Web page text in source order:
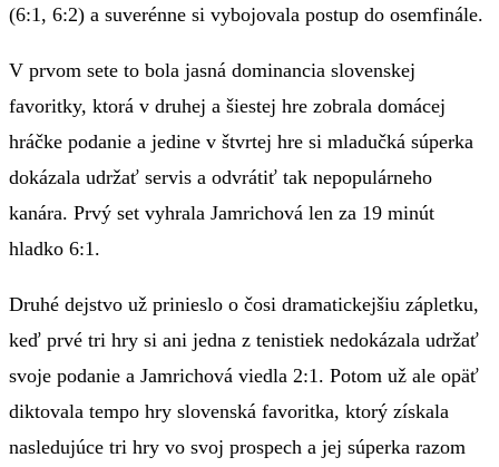
(6:1, 6:2) a suverénne si vybojovala postup do osemfinále.
V prvom sete to bola jasná dominancia slovenskej
favoritky, ktorá v druhej a šiestej hre zobrala domácej
hráčke podanie a jedine v štvrtej hre si mladučká súperka
dokázala udržať servis a odvrátiť tak nepopulárneho
kanára. Prvý set vyhrala Jamrichová len za 19 minút
hladko 6:1.
Druhé dejstvo už prinieslo o čosi dramatickejšiu zápletku,
keď prvé tri hry si ani jedna z tenistiek nedokázala udržať
svoje podanie a Jamrichová viedla 2:1. Potom už ale opäť
diktovala tempo hry slovenská favoritka, ktorý získala
nasledujúce tri hry vo svoj prospech a jej súperka razom